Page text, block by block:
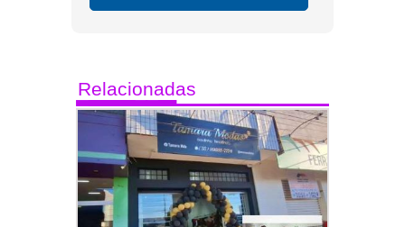
Relacionadas